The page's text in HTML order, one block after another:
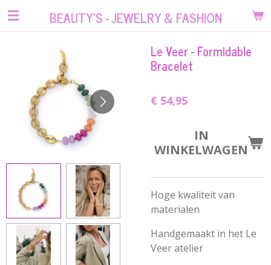
Ga
hoofdinhoud
BEAUTY'S - JEWELRY & FASHION
Le Veer - Formidable
Bracelet
€ 54,95
IN
WINKELWAGEN
Hoge kwaliteit van
materialen
Handgemaakt in het Le
Veer atelier